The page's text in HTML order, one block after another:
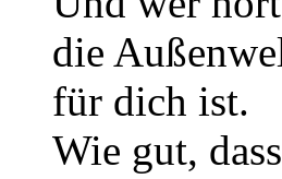
die
für dich ist.
Wie gut,